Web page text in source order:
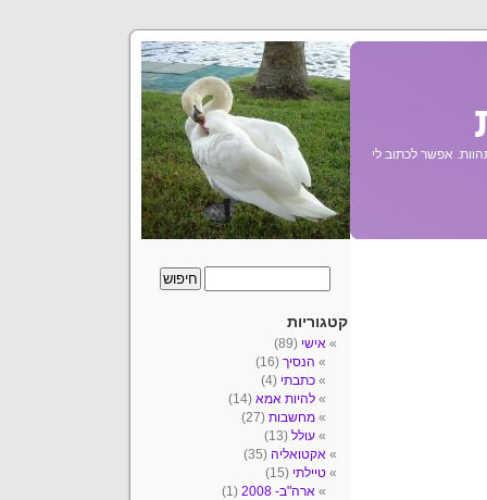
אפשר לכתוב לי
קטגוריות
אישי (89)
הנסיך (16)
כתבתי (4)
להיות אמא (14)
מחשבות (27)
עולל (13)
אקטואליה (35)
טיילתי (15)
ארה"ב- 2008
(1)